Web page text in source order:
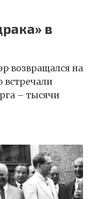
в
возвращался на
встречали
– тысячи